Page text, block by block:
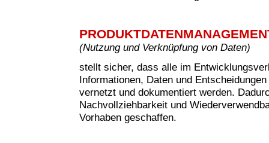
(Nutzung und Verknüpfung von Daten)
stellt sicher, dass alle im
Informationen, Daten und
vernetzt und dokumentiert werden.
Nachvollziehbarkeit und
Vorhaben geschaffen.